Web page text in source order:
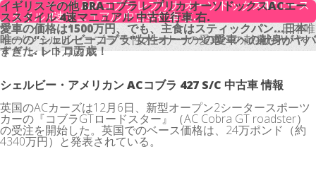
イギリスその他 BRAコブラ レプリカ オーソドックスACエース
スタイル 4速マニュアル 中古並行車 右.
愛車の価格は1500万円、でも、主食はスティックパン…日本
唯一の“シェルビーコブラ”女性オーナーの愛車への献身がヤバ
すぎた. レトロ万歳！
シェルビー・アメリカン ACコブラ 427 S/C 中古車 情報
英国のACカーズは12月6日、新型オープン2シータースポーツ
カーの『コブラGTロードスター』（AC Cobra GT roadster）
の受注を開始した。英国でのベース価格は、24万ポンド（約
4340万円）と発表されている。
イギリスその他 BRAコブラ レプリカ オーソドックスACエー
ススタイル 4速マニュアル 中古並行車 右.
愛車の価格は1500万円、でも、主食はスティックパン…日本唯
一の“シェルビーコブラ”女性オーナーの愛車への献身がヤバす
ぎた. レトロ万歳！